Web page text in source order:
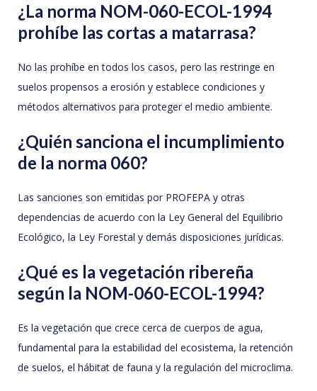
¿La norma NOM-060-ECOL-1994
prohíbe las cortas a matarrasa?
No las prohíbe en todos los casos, pero las restringe en
suelos propensos a erosión y establece condiciones y
métodos alternativos para proteger el medio ambiente.
¿Quién sanciona el incumplimiento
de la norma 060?
Las sanciones son emitidas por PROFEPA y otras
dependencias de acuerdo con la Ley General del Equilibrio
Ecológico, la Ley Forestal y demás disposiciones jurídicas.
¿Qué es la vegetación ribereña
según la NOM-060-ECOL-1994?
Es la vegetación que crece cerca de cuerpos de agua,
fundamental para la estabilidad del ecosistema, la retención
de suelos, el hábitat de fauna y la regulación del microclima.